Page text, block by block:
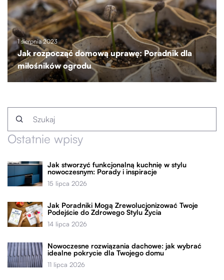
1 sierpnia 2023
Jak rozpocząć domową uprawę: Poradnik dla
miłośników ogrodu
Ostatnie wpisy
Jak stworzyć funkcjonalną kuchnię w stylu
nowoczesnym: Porady i inspiracje
15 lipca 2026
Jak Poradniki Mogą Zrewolucjonizować Twoje
Podejście do Zdrowego Stylu Życia
14 lipca 2026
Nowoczesne rozwiązania dachowe: jak wybrać
idealne pokrycie dla Twojego domu
11 lipca 2026